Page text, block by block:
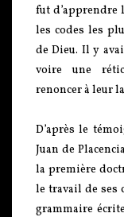
fut d’apprendre
les codes les
de Dieu. Il y
voire une
renoncer à leur
D’après le
Juan de
la première
le travail de ses
grammaire